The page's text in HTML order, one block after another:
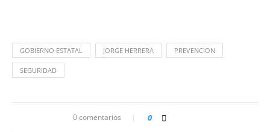
GOBIERNO ESTATAL JORGE HERRERA PREVENCION
SEGURIDAD
0 comentarios 0